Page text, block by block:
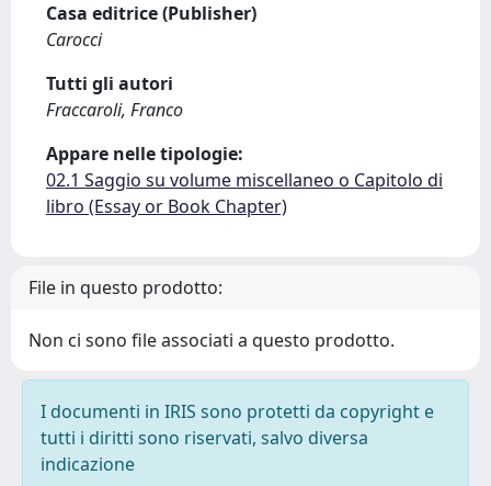
Casa editrice (Publisher)
Carocci
Tutti gli autori
Fraccaroli, Franco
Appare nelle tipologie:
02.1 Saggio su volume miscellaneo o Capitolo di
libro (Essay or Book Chapter)
File in questo prodotto:
Non ci sono file associati a questo prodotto.
I documenti in IRIS sono protetti da copyright e
tutti i diritti sono riservati, salvo diversa
indicazione